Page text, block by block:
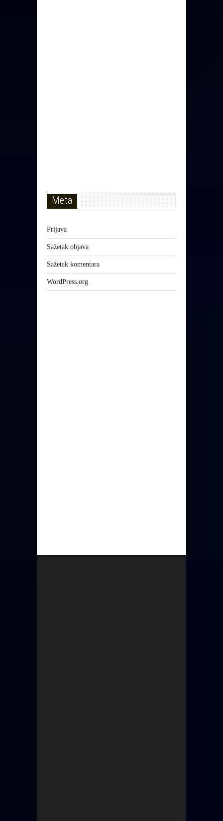
Meta
Prijava
Sažetak objava
Sažetak komentara
WordPress.org